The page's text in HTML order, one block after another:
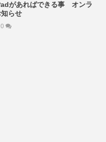
があればできる事 オンラ
らせ
0